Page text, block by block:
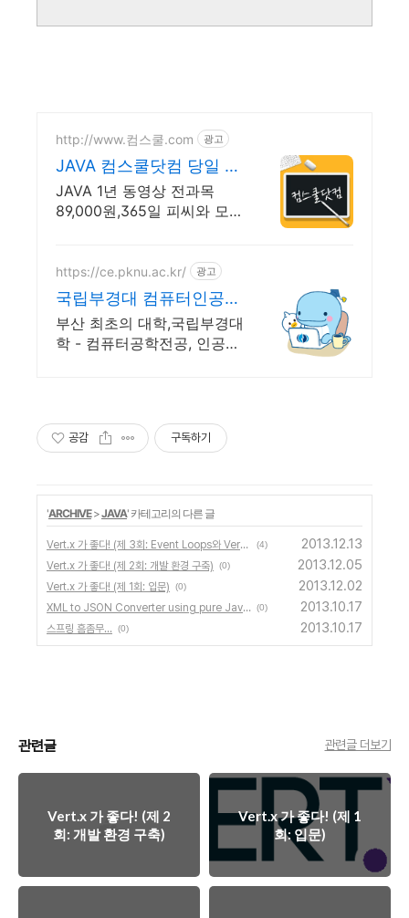
http://www.컴스쿨.com 광고
JAVA 컴스쿨닷컴 당일 신
청&결제시 기프티콘!
JAVA 1년 동영상 전과목
89,000원,365일 피씨와 모바
https://ce.pknu.ac.kr/ 광고
국립부경대 컴퓨터인공지
능학부
부산 최초의 대학,국립부경대
학 - 컴퓨터공학전공, 인공지
공감 구독하기
'ARCHIVE>JAVA' 카테고리의 다른 글
Vert.x 가 좋다! (제 3회: Event Loops와 Verticle Instances) (4) 2013.12.13
Vert.x 가 좋다! (제 2회: 개발 환경 구축) (0) 2013.12.05
Vert.x 가 좋다! (제 1회: 입문) (0) 2013.12.02
XML to JSON Converter using pure Javascript (0) 2013.10.17
스프링 흠좀무... (0) 2013.10.17
관련글 관련글 더보기
Vert.x 가 좋다! (제 2
회: 개발 환경 구축)
Vert.x 가 좋다! (제 1
회: 입문)